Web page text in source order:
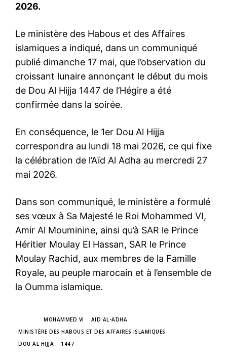
2026.
Le ministère des Habous et des Affaires
islamiques a indiqué, dans un communiqué
publié dimanche 17 mai, que l’observation du
croissant lunaire annonçant le début du mois
de Dou Al Hijja 1447 de l’Hégire a été
confirmée dans la soirée.
En conséquence, le 1er Dou Al Hijja
correspondra au lundi 18 mai 2026, ce qui fixe
la célébration de l’Aïd Al Adha au mercredi 27
mai 2026.
Dans son communiqué, le ministère a formulé
ses vœux à Sa Majesté le Roi Mohammed VI,
Amir Al Mouminine, ainsi qu’à SAR le Prince
Héritier Moulay El Hassan, SAR le Prince
Moulay Rachid, aux membres de la Famille
Royale, au peuple marocain et à l’ensemble de
la Oumma islamique.
MOHAMMED VI
AÏD AL-ADHA
MINISTÈRE DES HABOUS ET DES AFFAIRES ISLAMIQUES
DOU AL HIJJA
1447